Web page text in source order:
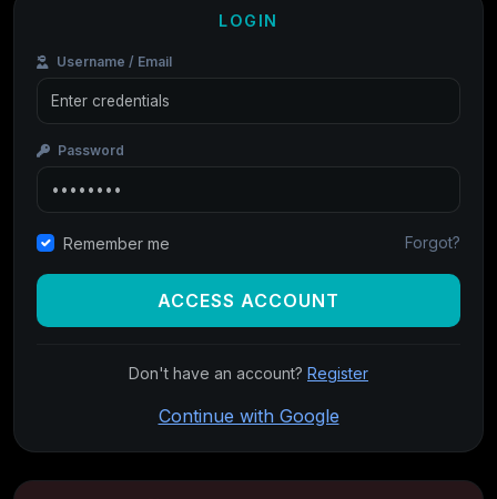
LOGIN
Username / Email
Password
Remember me Forgot?
ACCESS ACCOUNT
Don't have an account? Register
Continue with Google